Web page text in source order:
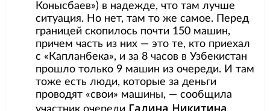
Конысбаев») в надежде, что там лучше
ситуация. Но нет, там то же самое. Перед
границей скопилось почти 150 машин,
причем часть из них — это те, кто приехал
с «Капланбека», и за 8 часов в Узбекистан
прошло только 9 машин из очереди. И там
тоже есть люди, которые за деньги
проводят «свои» машины, — сообщила
Галина Никитина